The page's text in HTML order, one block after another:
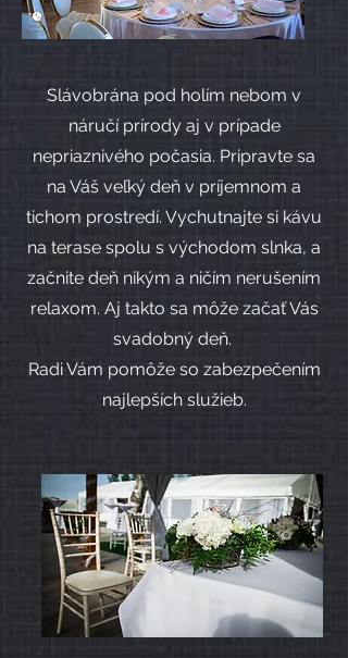
Slávobrána pod holím nebom v
náručí prírody aj v prípade
nepriaznivého počasia. Pripravte sa
na Váš veľký deň v príjemnom a
tichom prostredí. Vychutnajte si kávu
na terase spolu s východom slnka, a
začnite deň nikým a ničím nerušením
relaxom. Aj takto sa môže začať Vás
svadobný deň.
Radi Vám pomôže so zabezpečením
najlepších služieb.